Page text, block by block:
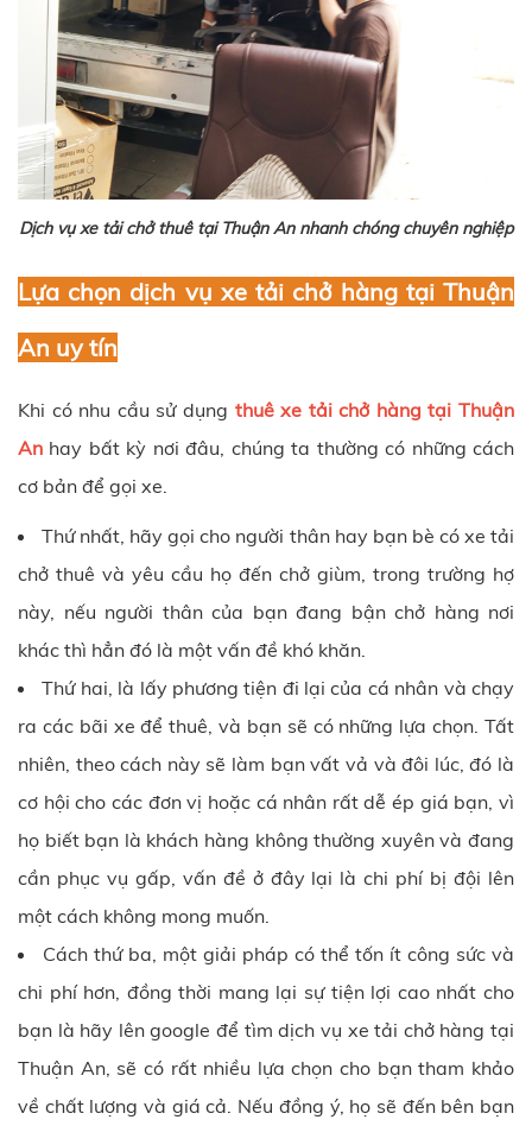
Dịch vụ xe tải chở thuê tại Thuận An nhanh chóng chuyên nghiệp
Lựa chọn dịch vụ xe tải chở hàng tại Thuận
An uy tín
Khi có nhu cầu sử dụng thuê xe tải chở hàng tại Thuận
An hay bất kỳ nơi đâu, chúng ta thường có những cách
cơ bản để gọi xe.
Thứ nhất, hãy gọi cho người thân hay bạn bè có xe tải
chở thuê và yêu cầu họ đến chở giùm, trong trường hợ
này, nếu người thân của bạn đang bận chở hàng nơi
khác thì hẳn đó là một vấn đề khó khăn.
Thứ hai, là lấy phương tiện đi lại của cá nhân và chạy
ra các bãi xe để thuê, và bạn sẽ có những lựa chọn. Tất
nhiên, theo cách này sẽ làm bạn vất vả và đôi lúc, đó là
cơ hội cho các đơn vị hoặc cá nhân rất dễ ép giá bạn, vì
họ biết bạn là khách hàng không thường xuyên và đang
cần phục vụ gấp, vấn đề ở đây lại là chi phí bị đội lên
một cách không mong muốn.
Cách thứ ba, một giải pháp có thể tốn ít công sức và
chi phí hơn, đồng thời mang lại sự tiện lợi cao nhất cho
bạn là hãy lên google để tìm dịch vụ xe tải chở hàng tại
Thuận An, sẽ có rất nhiều lựa chọn cho bạn tham khảo
về chất lượng và giá cả. Nếu đồng ý, họ sẽ đến bên bạn